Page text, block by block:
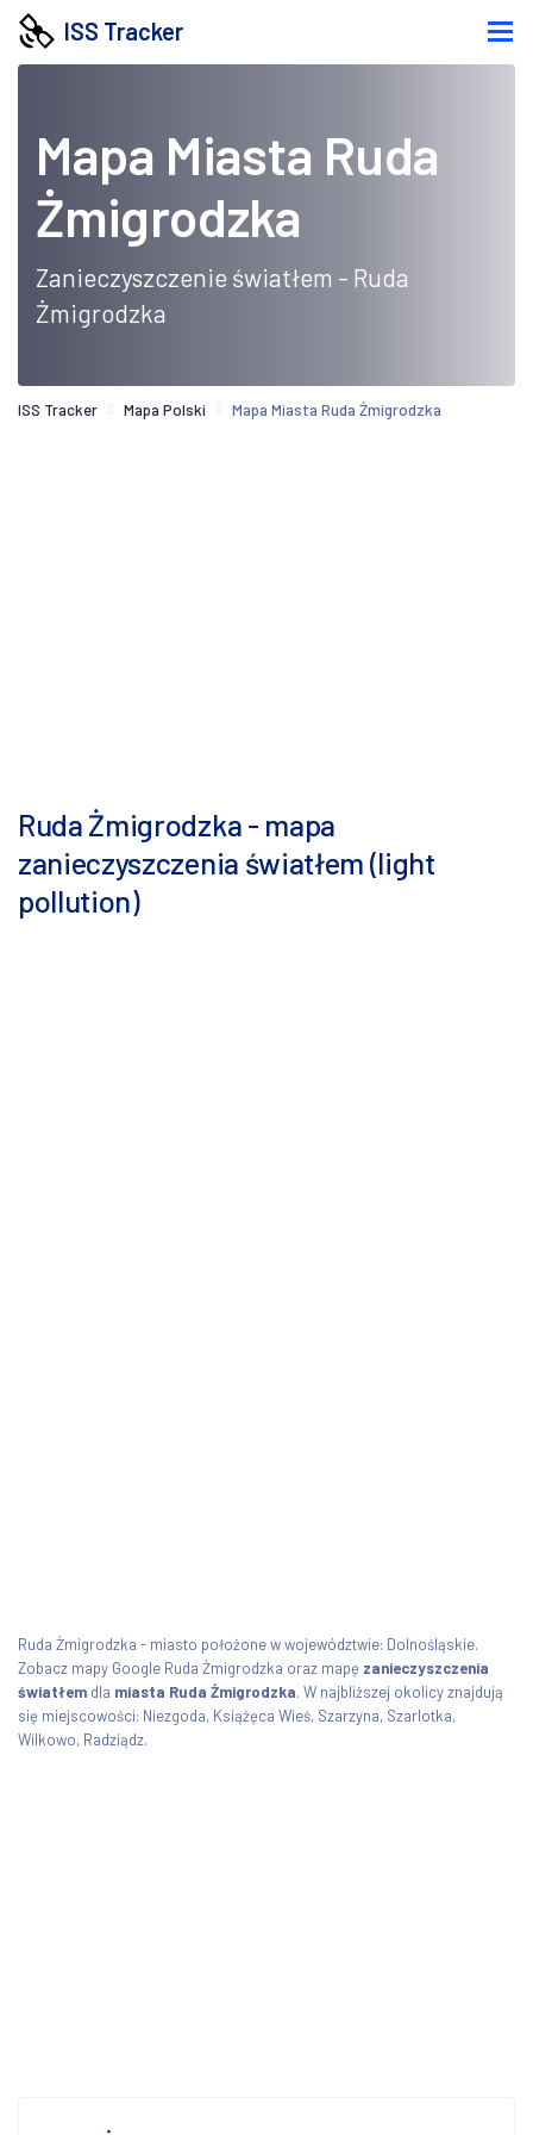
ISS Tracker
Mapa Miasta Ruda
Żmigrodzka
Zanieczyszczenie światłem - Ruda
Żmigrodzka
ISS Tracker Mapa Polski Mapa Miasta Ruda Żmigrodzka
Ruda Żmigrodzka - mapa
zanieczyszczenia światłem (light
pollution)
Ruda Żmigrodzka - miasto położone w województwie: Dolnośląskie.
Zobacz mapy Google Ruda Żmigrodzka oraz mapę zanieczyszczenia
światłem dla miasta Ruda Żmigrodzka. W najbliższej okolicy znajdują
się miejscowości: Niezgoda, Książęca Wieś, Szarzyna, Szarlotka,
Wilkowo, Radziądz.